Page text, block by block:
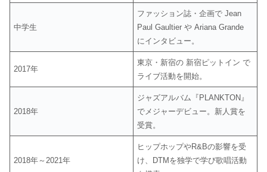
中学生
ファッション誌・企画で Jean
Paul Gaultier や Ariana Grande
にインタビュー。
2017年
東京・新宿の 新宿ピットイン で
ライブ活動を開始。
2018年
ジャズアルバム『PLANKTON』
でメジャーデビュー。新人賞を
受賞。
2018年～2021年
ヒップホップやR&Bの影響を受
け、DTMを独学で学び歌唱活動